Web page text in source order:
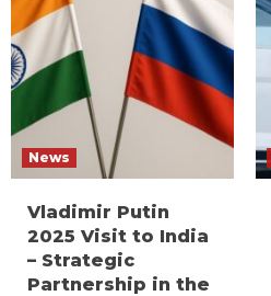
News
Vladimir Putin
2025 Visit to India
– Strategic
Partnership in the